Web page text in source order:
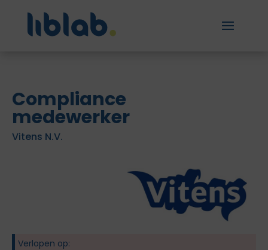
Compliance
medewerker
Vitens N.V.
Verlopen op: